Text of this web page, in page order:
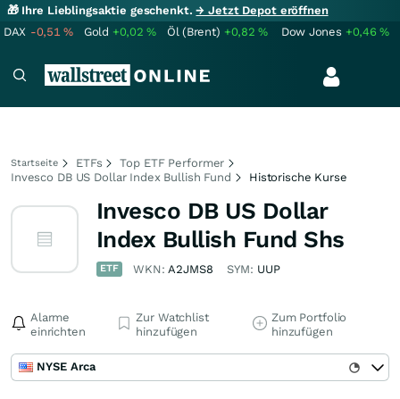
🎁 Ihre Lieblingsaktie geschenkt.→ Jetzt Depot eröffnen
DAX -0,51% Gold +0,02% Öl (Brent) +0,82% Dow Jones +0,46%
Startseite ETFs
Top ETF Performer
Invesco DB US Dollar Index Bullish Fund
Historische Kurse
Invesco DB US Dollar
Index Bullish Fund Shs
ETF WKN:A2JMS8 SYM: UUP
Alarme
einrichten
Zur Watchlist
hinzufügen
Zum Portfolio
hinzufügen
NYSE Arca